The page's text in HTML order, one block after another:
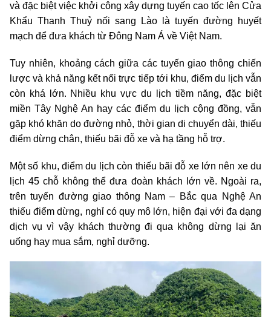
và đặc biệt việc khởi công xây dựng tuyến cao tốc lên Cửa
Khẩu Thanh Thuỷ nối sang Lào là tuyến đường huyết
mạch để đưa khách từ Đông Nam Á về Việt Nam.
Tuy nhiên, khoảng cách giữa các tuyến giao thông chiến
lược và khả năng kết nối trực tiếp tới khu, điểm du lịch vẫn
còn khá lớn. Nhiều khu vực du lịch tiềm năng, đặc biệt
miền Tây Nghệ An hay các điểm du lịch cộng đồng, vẫn
gặp khó khăn do đường nhỏ, thời gian di chuyển dài, thiếu
điểm dừng chân, thiếu bãi đỗ xe và hạ tầng hỗ trợ.
Một số khu, điểm du lịch còn thiếu bãi đỗ xe lớn nên xe du
lịch 45 chỗ không thể đưa đoàn khách lớn về. Ngoài ra,
trên tuyến đường giao thông Nam – Bắc qua Nghệ An
thiếu điểm dừng, nghỉ có quy mô lớn, hiện đại với đa dạng
dịch vụ vì vậy khách thường đi qua không dừng lại ăn
uống hay mua sắm, nghỉ dưỡng.